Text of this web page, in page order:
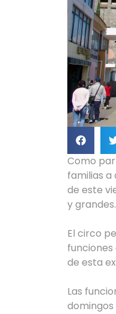
Como
familias
de este
y grandes.
El circo
de esta
Las